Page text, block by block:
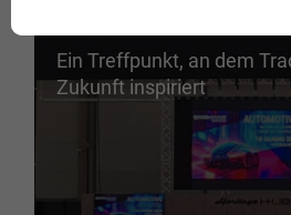
Ein Treffpunkt, an dem
Zukunft inspiriert